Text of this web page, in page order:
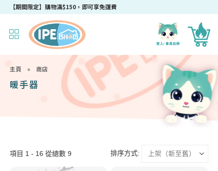
【期間限定】購物滿$150，即可享免運費
主頁 » 商店
暖手器
項目 1 - 16 從總數 9 排序方式: